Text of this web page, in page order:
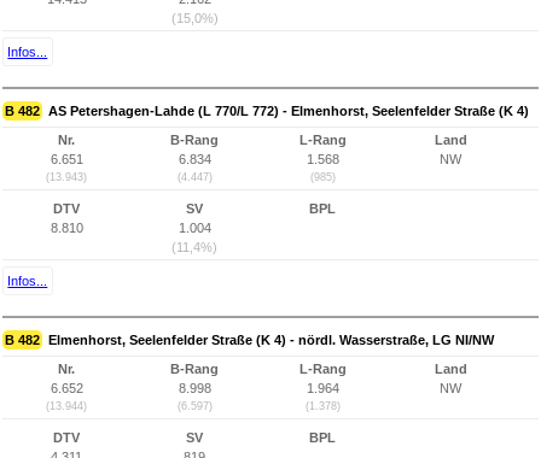
(15,0%)
Infos...
B 482 AS Petershagen-Lahde (L 770/L 772) - Elmenhorst, Seelenfelder Straße (K 4)
Nr.
6.651
(13.943)
B-Rang
6.834
(4.447)
L-Rang
1.568
(985)
Land
NW
DTV
8.810
SV
1.004
(11,4%)
BPL
Infos...
B 482 Elmenhorst, Seelenfelder Straße (K 4) - nördl. Wasserstraße, LG NI/NW
Nr.
6.652
(13.944)
B-Rang
8.998
(6.597)
L-Rang
1.964
(1.378)
Land
NW
DTV
SV
BPL